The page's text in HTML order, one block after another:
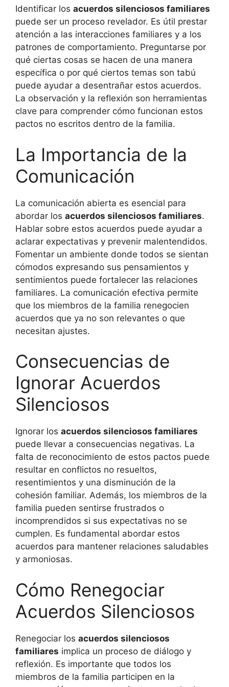
Identificar los acuerdos silenciosos familiares
puede ser un proceso revelador. Es útil prestar
atención a las interacciones familiares y a los
patrones de comportamiento. Preguntarse por
qué ciertas cosas se hacen de una manera
específica o por qué ciertos temas son tabú
puede ayudar a desentrañar estos acuerdos.
La observación y la reflexión son herramientas
clave para comprender cómo funcionan estos
pactos no escritos dentro de la familia.
La Importancia de la
Comunicación
La comunicación abierta es esencial para
abordar los acuerdos silenciosos familiares.
Hablar sobre estos acuerdos puede ayudar a
aclarar expectativas y prevenir malentendidos.
Fomentar un ambiente donde todos se sientan
cómodos expresando sus pensamientos y
sentimientos puede fortalecer las relaciones
familiares. La comunicación efectiva permite
que los miembros de la familia renegocien
acuerdos que ya no son relevantes o que
necesitan ajustes.
Consecuencias de
Ignorar Acuerdos
Silenciosos
Ignorar los acuerdos silenciosos familiares
puede llevar a consecuencias negativas. La
falta de reconocimiento de estos pactos puede
resultar en conflictos no resueltos,
resentimientos y una disminución de la
cohesión familiar. Además, los miembros de la
familia pueden sentirse frustrados o
incomprendidos si sus expectativas no se
cumplen. Es fundamental abordar estos
acuerdos para mantener relaciones saludables
y armoniosas.
Cómo Renegociar
Acuerdos Silenciosos
Renegociar los acuerdos silenciosos
familiares implica un proceso de diálogo y
reflexión. Es importante que todos los
miembros de la familia participen en la